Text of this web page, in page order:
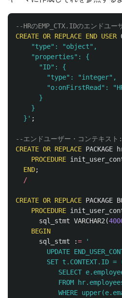
--HRのEMP_CTX.IDのエンドユー
CREATE OR REPLACE END USER
    "type": "object",
    "properties": {
      "ID": {
        "type": "integer",
"o:onFirstRead":
      }
    }
  }'
;
--エンドユーザー・コンテキス
CREATE OR REPLACE PACKAGE
PROCEDURE
END;
/
CREATE OR REPLACE PACKAGE
PROCEDURE
sql_stmt VARCHAR2 (
BEGIN
sql_stmt
:=
'
UPDATE
SET t.CONTEXT.ID =
SELECT
FROM
WHERE